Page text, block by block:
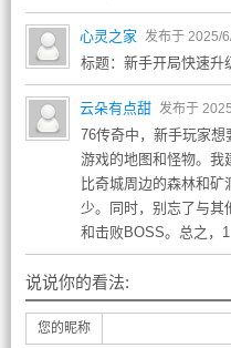
心灵之家 发布于 2025/
标题：新手开局快速升
云朵有点甜 发布于
76传奇中，新手玩家
游戏的地图和怪物。我
比奇城周边的森林和
少。同时，别忘了与其
和击败BOSS。总之，1
说说你的看法:
您的昵称